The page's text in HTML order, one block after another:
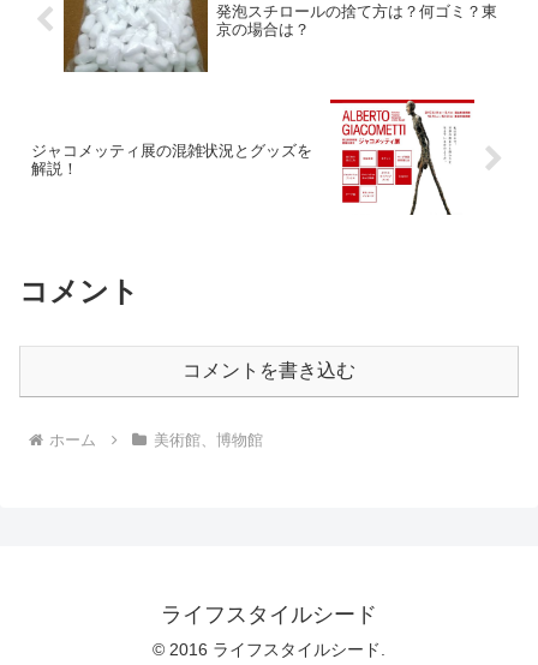
発泡スチロールの捨て方は？何ゴミ？東
京の場合は？
ジャコメッティ展の混雑状況とグッズを
解説！
コメント
コメントを書き込む
ホーム 美術館、博物館
ライフスタイルシード
© 2016 ライフスタイルシード.